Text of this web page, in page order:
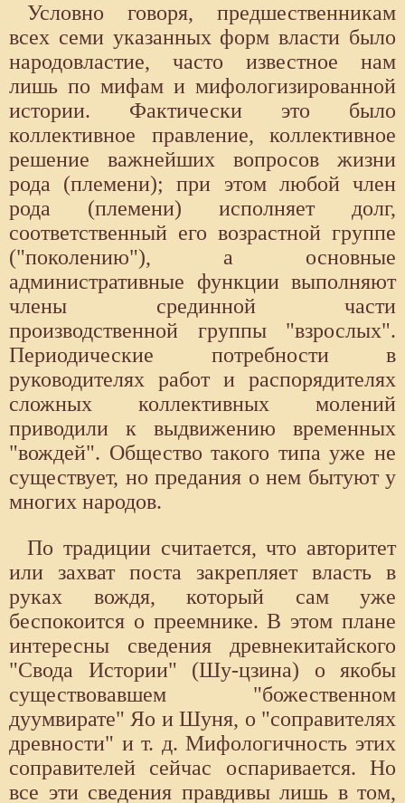
Условно говоря, предшественникам
всех семи указанных форм власти было
народовластие, часто известное нам
лишь по мифам и мифологизированной
истории. Фактически это было
коллективное правление, коллективное
решение важнейших вопросов жизни
рода (племени); при этом любой член
рода (племени) исполняет долг,
соответственный его возрастной группе
("поколению"), а основные
административные функции выполняют
члены срединной части
производственной группы "взрослых".
Периодические потребности в
руководителях работ и распорядителях
сложных коллективных молений
приводили к выдвижению временных
"вождей". Общество такого типа уже не
существует, но предания о нем бытуют у
многих народов.
По традиции считается, что авторитет
или захват поста закрепляет власть в
руках вождя, который сам уже
беспокоится о преемнике. В этом плане
интересны сведения древнекитайского
"Свода Истории" (Шу-цзина) о якобы
существовавшем "божественном
дуумвирате" Яо и Шуня, о "соправителях
древности" и т. д. Мифологичность этих
соправителей сейчас оспаривается. Но
все эти сведения правдивы лишь в том,